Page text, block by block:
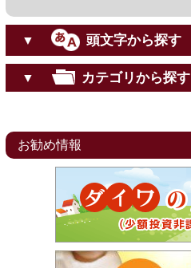
▼ 頭文字から探す
▼ カテゴリから探す
お勧め情報